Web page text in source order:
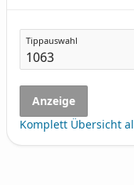
Tippauswahl
Anzeige
Komplett Übersicht